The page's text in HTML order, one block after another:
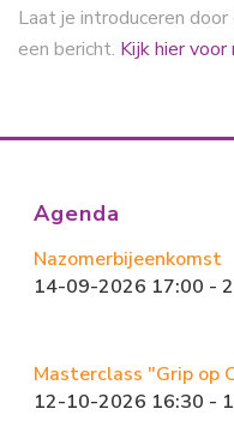
Laat je introduceren
een bericht. Kijk hier
Agenda
Nazomerbijeenkomst
14-09-2026 17:00 -
Masterclass "Grip op
12-10-2026 16:30 -